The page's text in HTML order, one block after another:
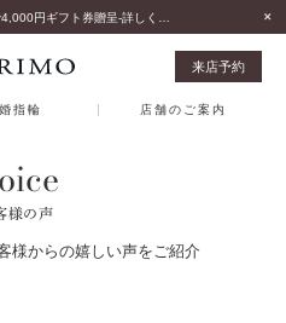
来店予約
指輪 店舗のご案内
様の声
様からの嬉しい声をご紹介